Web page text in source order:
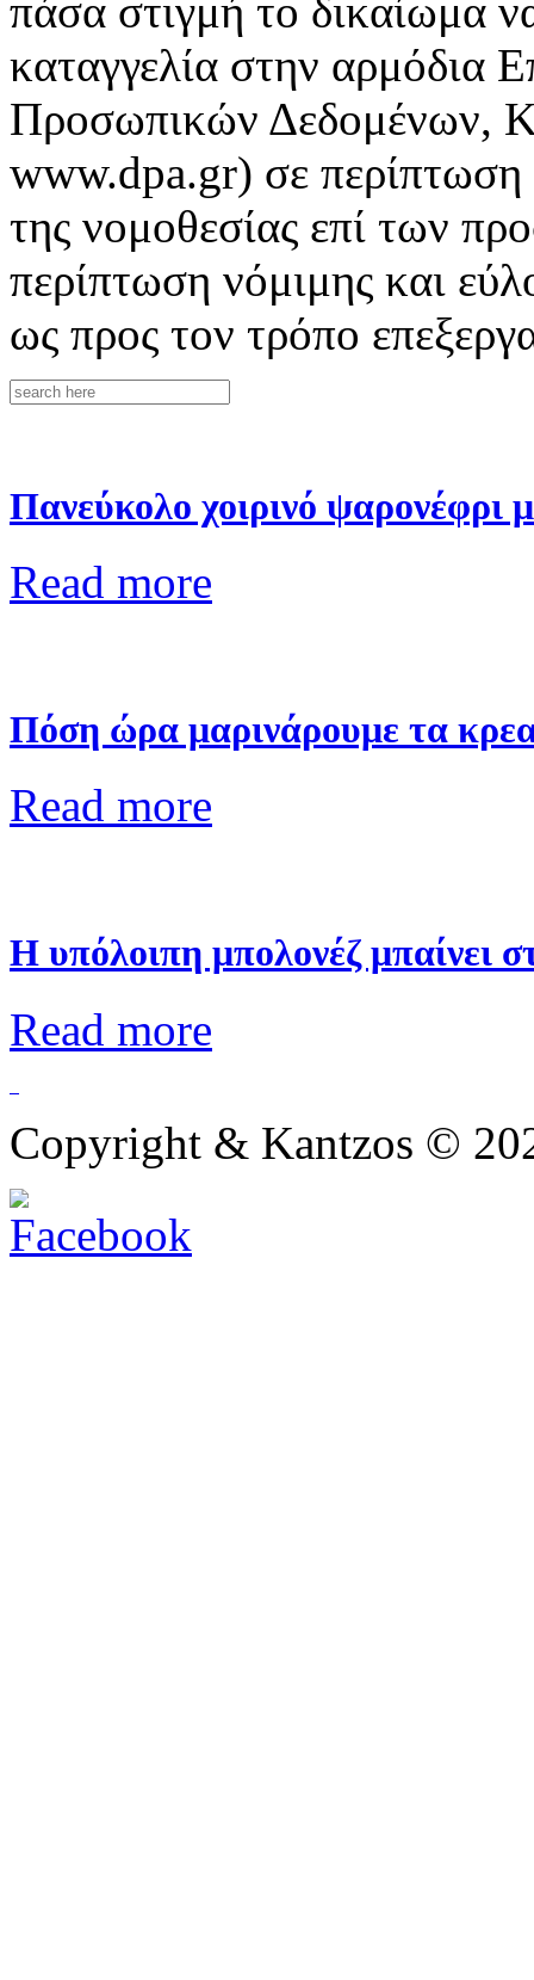
πάσα στιγμή το δικαίωμα
καταγγελία στην αρμόδια
Προσωπικών Δεδομένων,
www.dpa.gr) σε περίπτωση
της νομοθεσίας επί των
περίπτωση νόμιμης και
ως προς τον τρόπο
Πανεύκολο χοιρινό ψαρονέφρι
Read more
Πόση ώρα μαρινάρουμε τα
Read more
Η υπόλοιπη μπολονέζ μπαίνει
Read more
Copyright & Kantzos ©